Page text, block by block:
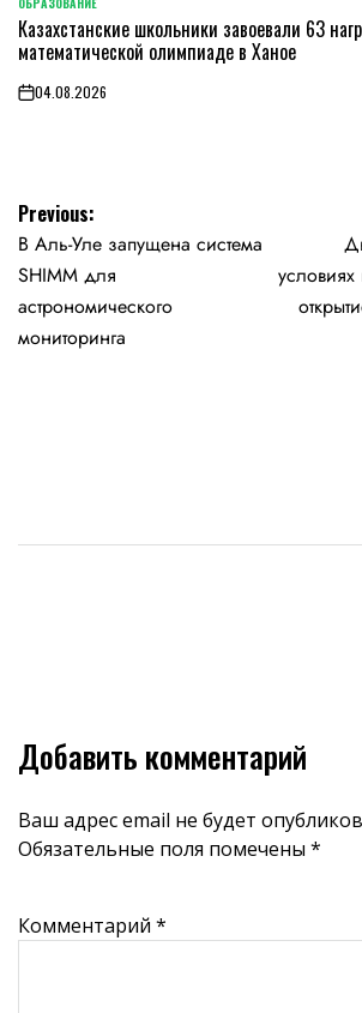
POSTED
IN
Казахстанские школьники завоевали 63
математической олимпиаде в Ханое
on04.08.2026
Навигация
по
записям
Previous:
В Аль-Уле запущена система
SHIMM для
астрономического
мониторинга
Добавить комментарий
Ваш адрес email не будет
Обязательные поля помечены *
Комментарий *